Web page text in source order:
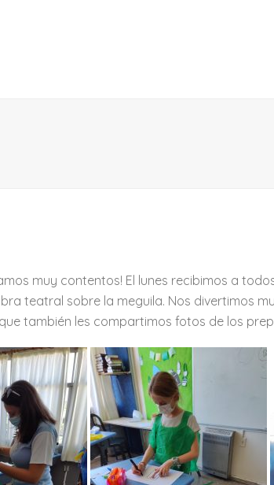
muy contentos! El lunes recibimos a
teatral sobre la meguila. Nos divertimos
también les compartimos fotos de los